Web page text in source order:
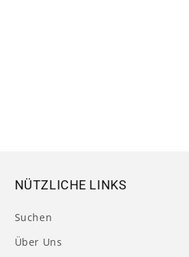
NÜTZLICHE LINKS
Suchen
Über Uns